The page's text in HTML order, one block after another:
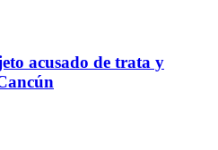
acusado de trata y